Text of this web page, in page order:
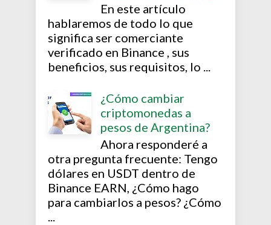
En este artículo
hablaremos de todo lo que
significa ser comerciante
verificado en Binance , sus
beneficios, sus requisitos, lo ...
¿Cómo cambiar
criptomonedas a
pesos de Argentina?
Ahora responderé a
otra pregunta frecuente: Tengo
dólares en USDT dentro de
Binance EARN, ¿Cómo hago
para cambiarlos a pesos? ¿Cómo
...